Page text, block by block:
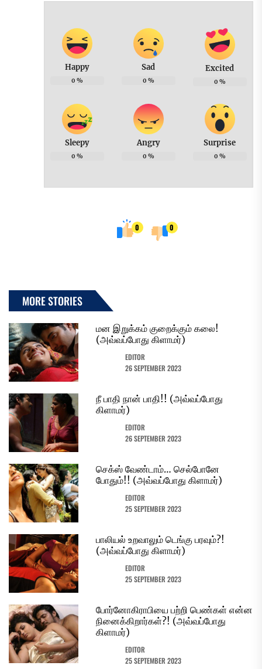
Happy
0 %
Sad
0 %
Excited
0 %
Sleepy
0 %
Angry
0 %
Surprise
0 %
0 0
MORE STORIES
மன இறுக்கம் குறைக்கும் கலை!
(அவ்வப்போது கிளாமர்)
EDITOR
26 SEPTEMBER 2023
நீ பாதி நான் பாதி!! (அவ்வப்போது
கிளாமர்)
EDITOR
26 SEPTEMBER 2023
செக்ஸ் வேண்டாம்… செல்போனே
போதும்!! (அவ்வப்போது கிளாமர்)
EDITOR
25 SEPTEMBER 2023
பாலியல் உறவாலும் டெங்கு பரவும்?!
(அவ்வப்போது கிளாமர்)
EDITOR
25 SEPTEMBER 2023
போர்னோகிராபியை பற்றி பெண்கள் என்ன
நினைக்கிறார்கள்?! (அவ்வப்போது
கிளாமர்)
EDITOR
25 SEPTEMBER 2023